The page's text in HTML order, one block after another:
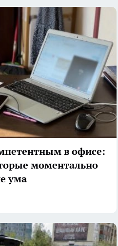
в офисе:
моментально
ума